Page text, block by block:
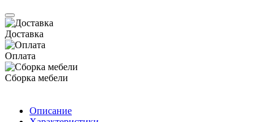
Доставка
Оплата
Сборка мебели
Описание